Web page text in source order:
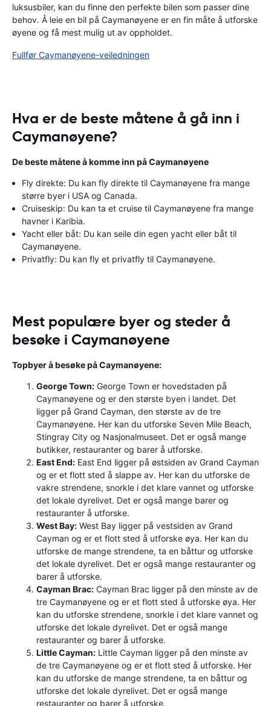
luksusbiler, kan du finne den perfekte bilen som passer dine
behov. Å leie en bil på Caymanøyene er en fin måte å utforske
øyene og få mest mulig ut av oppholdet.
Fullfør Caymanøyene-veiledningen
Hva er de beste måtene å gå inn i
Caymanøyene?
De beste måtene å komme inn på Caymanøyene
Fly direkte: Du kan fly direkte til Caymanøyene fra mange
større byer i USA og Canada.
Cruiseskip: Du kan ta et cruise til Caymanøyene fra mange
havner i Karibia.
Yacht eller båt: Du kan seile din egen yacht eller båt til
Caymanøyene.
Privatfly: Du kan fly et privatfly til Caymanøyene.
Mest populære byer og steder å
besøke i Caymanøyene
Topbyer å besøke på Caymanøyene:
George Town: George Town er hovedstaden på
Caymanøyene og er den største byen i landet. Det
ligger på Grand Cayman, den største av de tre
Caymanøyene. Her kan du utforske Seven Mile Beach,
Stingray City og Nasjonalmuseet. Det er også mange
butikker, restauranter og barer å utforske.
East End: East End ligger på østsiden av Grand Cayman
og er et flott sted å slappe av. Her kan du utforske de
vakre strendene, snorkle i det klare vannet og utforske
det lokale dyrelivet. Det er også mange barer og
restauranter å utforske.
West Bay: West Bay ligger på vestsiden av Grand
Cayman og er et flott sted å utforske øya. Her kan du
utforske de mange strendene, ta en båttur og utforske
det lokale dyrelivet. Det er også mange restauranter og
barer å utforske.
Cayman Brac: Cayman Brac ligger på den minste av de
tre Caymanøyene og er et flott sted å utforske øya. Her
kan du utforske strendene, snorkle i det klare vannet og
utforske det lokale dyrelivet. Det er også mange
restauranter og barer å utforske.
Little Cayman: Little Cayman ligger på den minste av
de tre Caymanøyene og er et flott sted å utforske. Her
kan du utforske de mange strendene, ta en båttur og
utforske det lokale dyrelivet. Det er også mange
restauranter og barer å utforske.